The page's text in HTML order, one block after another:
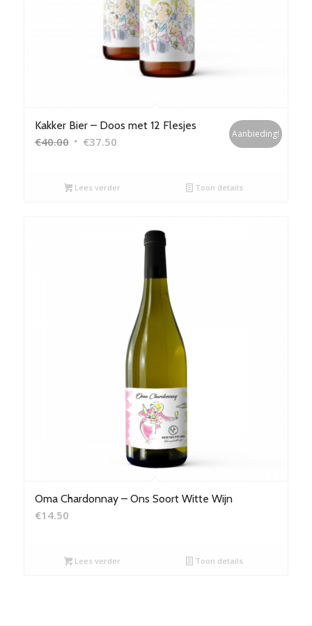
Kakker Bier – Doos met 12 Flesjes
€40.00 Oorspronkelijke
€40.00.
€37.50Huidige
€37.50.
Aanbieding!
Lees verder Toon details
Oma Chardonnay – Ons Soort Witte Wijn
€14.50
Lees verder Toon details